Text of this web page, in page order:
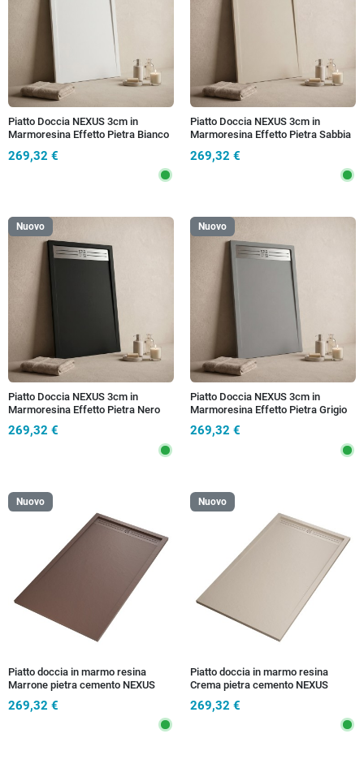
Piatto Doccia NEXUS 3cm in
Marmoresina Effetto Pietra Bianco
269,32 €
Piatto Doccia NEXUS 3cm in
Marmoresina Effetto Pietra Sabbia
269,32 €
Nuovo
Piatto Doccia NEXUS 3cm in
Marmoresina Effetto Pietra Nero
con Griglia Inox
269,32 €
Nuovo
Piatto Doccia NEXUS 3cm in
Marmoresina Effetto Pietra Grigio
Chiaro con Griglia Inox
269,32 €
Nuovo
Piatto doccia in marmo resina
Marrone pietra cemento NEXUS
269,32 €
Nuovo
Piatto doccia in marmo resina
Crema pietra cemento NEXUS
269,32 €